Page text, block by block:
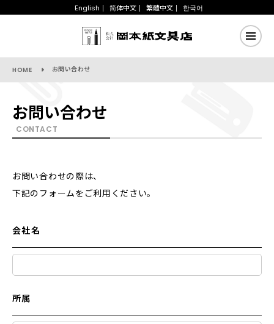
English 简体中文 繁體中文 한국어
HOME お問い合わせ
お問い合わせ
CONTACT
お問い合わせの際は、
下記のフォームをご利用ください。
会社名
所属